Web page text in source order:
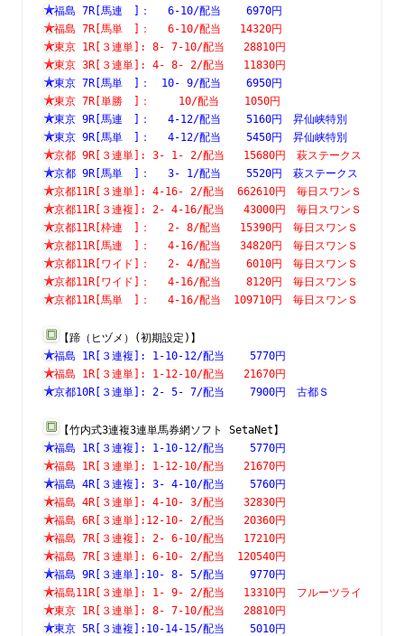
福島 7R[馬連　]：　 6-10/配当    6970円
福島 7R[馬単　]：　 6-10/配当   14320円
東京 1R[３連単]: 8- 7-10/配当   28810円
東京 3R[３連単]: 4- 8- 2/配当   11830円
東京 7R[馬単　]：　10- 9/配当    6950円
東京 7R[単勝　]：　　 10/配当    1050円
東京 9R[馬連　]：　 4-12/配当    5160円　昇仙峡特別
東京 9R[馬単　]：　 4-12/配当    5450円　昇仙峡特別
京都 9R[３連単]: 3- 1- 2/配当   15680円　萩ステークス
京都 9R[馬単　]：　 3- 1/配当    5520円　萩ステークス
京都11R[３連単]: 4-16- 2/配当  662610円　毎日スワンＳ
京都11R[３連複]: 2- 4-16/配当   43000円　毎日スワンＳ
京都11R[枠連　]：　 2- 8/配当   15390円　毎日スワンＳ
京都11R[馬連　]：　 4-16/配当   34820円　毎日スワンＳ
京都11R[ワイド]：　 2- 4/配当    6010円　毎日スワンＳ
京都11R[ワイド]：　 4-16/配当    8120円　毎日スワンＳ
京都11R[馬単　]：　 4-16/配当  109710円　毎日スワンＳ
【蹄（ヒヅメ）(初期設定)】
福島 1R[３連複]: 1-10-12/配当    5770円
福島 1R[３連単]: 1-12-10/配当   21670円
京都10R[３連単]: 2- 5- 7/配当    7900円　古都Ｓ
【竹内式3連複3連単馬券網ソフト SetaNet】
福島 1R[３連複]: 1-10-12/配当    5770円
福島 1R[３連単]: 1-12-10/配当   21670円
福島 4R[３連複]: 3- 4-10/配当    5760円
福島 4R[３連単]: 4-10- 3/配当   32830円
福島 6R[３連単]:12-10- 2/配当   20360円
福島 7R[３連複]: 2- 6-10/配当   17210円
福島 7R[３連単]: 6-10- 2/配当  120540円
福島 9R[３連単]:10- 8- 5/配当    9770円
福島11R[３連単]: 1- 9- 2/配当   13310円　フルーツライ
東京 1R[３連単]: 8- 7-10/配当   28810円
東京 5R[３連複]:10-14-15/配当    5010円